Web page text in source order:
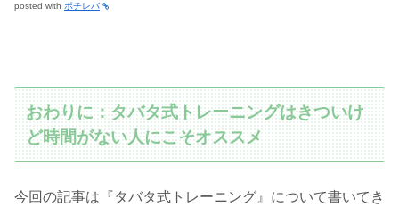
posted with ポチレバ
おわりに：タバタ式トレーニングはきついけ
ど時間がない人にこそオススメ
今回の記事は『タバタ式トレーニング』について書いてき